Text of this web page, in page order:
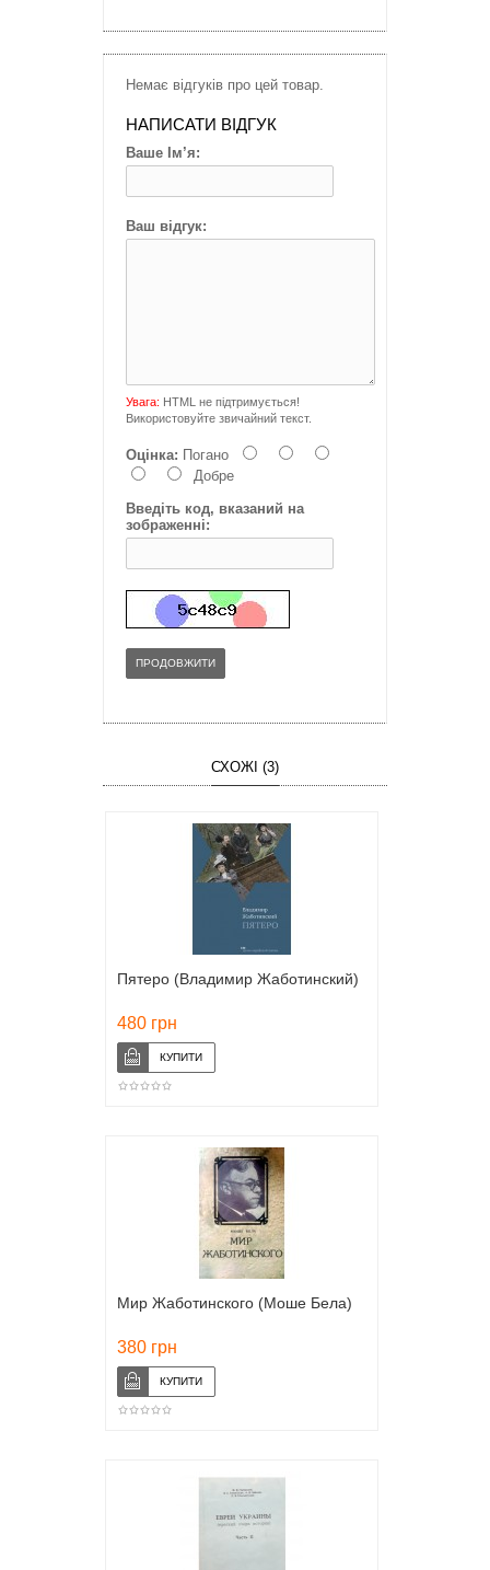
Немає відгуків про цей товар.
НАПИСАТИ ВІДГУК
Ваше Ім’я:
Ваш відгук:
Увага: HTML не підтримується!
Використовуйте звичайний текст.
Оцінка: Погано
Добре
Введіть код, вказаний на
зображенні:
ПРОДОВЖИТИ
СХОЖІ (3)
Пятеро (Владимир Жаботинский)
480 грн
Мир Жаботинского (Моше Бела)
380 грн